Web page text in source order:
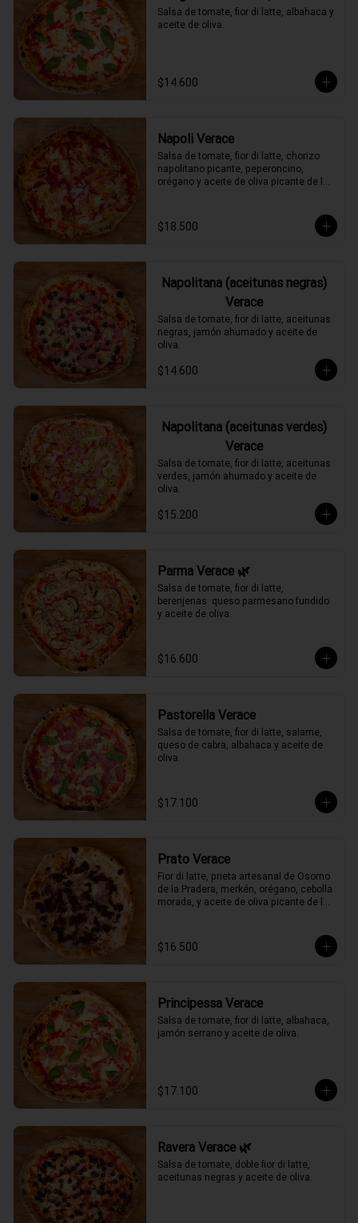
Salsa de tomate, fior di latte, albahaca y
aceite de oliva.
$14.600
Napoli Verace
Salsa de tomate, fior di latte, chorizo
napolitano picante, peperoncino,
orégano y aceite de oliva picante de la
$18.500
Napolitana (aceitunas negras)
Verace
Salsa de tomate, fior di latte, aceitunas
negras, jamón ahumado y aceite de
oliva.
$14.600
Napolitana (aceitunas verdes)
Verace
Salsa de tomate, fior di latte, aceitunas
verdes, jamón ahumado y aceite de
oliva.
$15.200
Parma Verace 🌿
Salsa de tomate, fior di latte,
berenjenas  queso parmesano fundido
y aceite de oliva.
$16.600
Pastorella Verace
Salsa de tomate, fior di latte, salame,
queso de cabra, albahaca y aceite de
oliva.
$17.100
Prato Verace
Fior di latte, prieta artesanal de Osorno
de la Pradera, merkén, orégano, cebolla
morada, y aceite de oliva picante de la
$16.500
Principessa Verace
Salsa de tomate, fior di latte, albahaca,
jamón serrano y aceite de oliva.
$17.100
Ravera Verace 🌿
Salsa de tomate, doble fior di latte,
aceitunas negras y aceite de oliva.